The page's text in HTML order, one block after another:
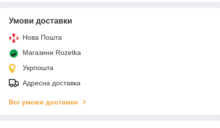
Умови доставки
Нова Пошта
Магазини Rozetka
Укрпошта
Адресна доставка
Всі умови доставки